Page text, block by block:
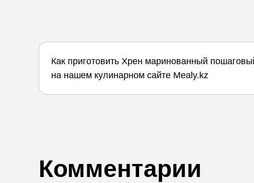
Как приготовить Хрен маринованный
на нашем кулинарном сайте Mealy.kz
Комментарии